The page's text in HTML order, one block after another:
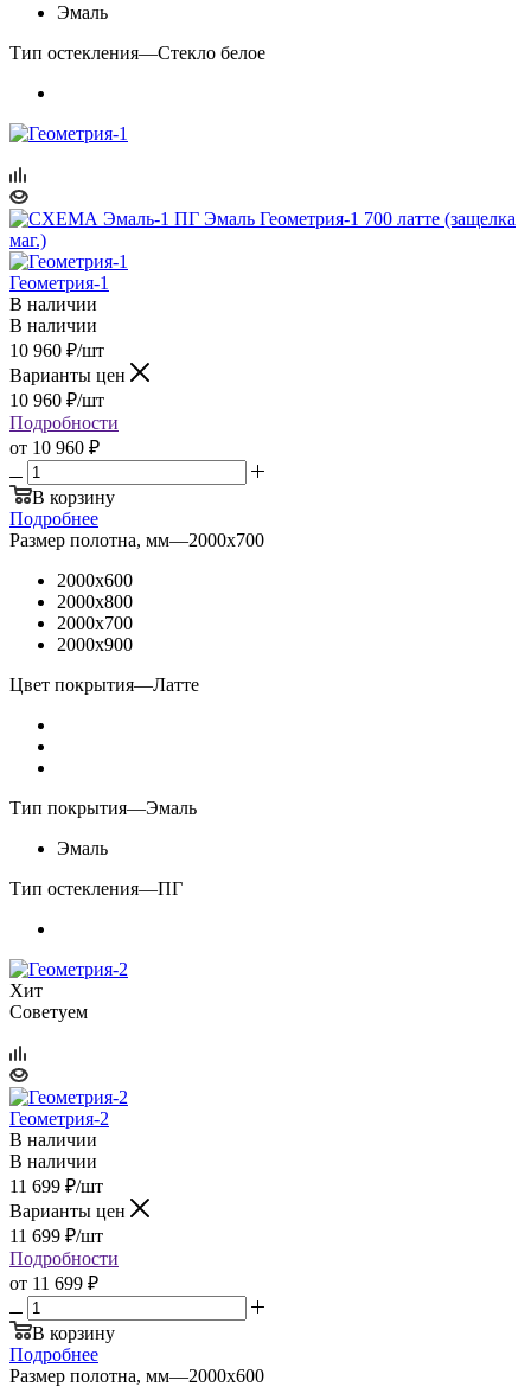
Эмаль
Тип остекления—Стекло белое
Геометрия-1
В наличии
В наличии
10 960 ₽/шт
Варианты цен
10 960 ₽/шт
Подробности
от 10 960 ₽
В корзину
Подробнее
Размер полотна, мм—2000x700
2000x600
2000x800
2000x700
2000x900
Цвет покрытия—Латте
Тип покрытия—Эмаль
Эмаль
Тип остекления—ПГ
Хит
Советуем
Геометрия-2
В наличии
В наличии
11 699 ₽/шт
Варианты цен
11 699 ₽/шт
Подробности
от 11 699 ₽
В корзину
Подробнее
Размер полотна, мм—2000x600